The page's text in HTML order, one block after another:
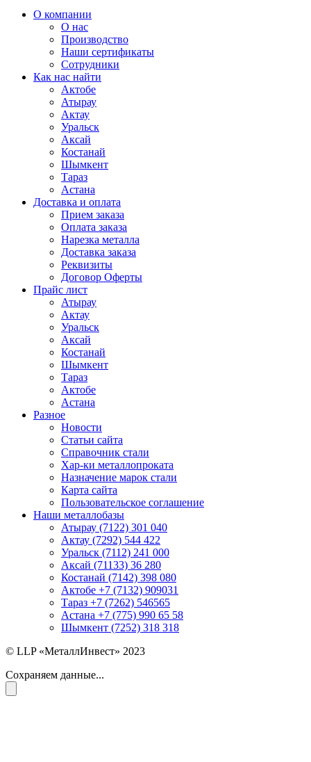
О компании
О нас
Производство
Наши сертификаты
Сотрудники
Как нас найти
Актобе
Атырау
Актау
Уральск
Аксай
Костанай
Шымкент
Тараз
Астана
Доставка и оплата
Прием заказа
Оплата заказа
Нарезка металла
Доставка заказа
Реквизиты
Договор Оферты
Прайс лист
Атырау
Актау
Уральск
Аксай
Костанай
Шымкент
Тараз
Актобе
Астана
Разное
Новости
Статьи сайта
Справочник стали
Хар-ки металлопроката
Назначение марок стали
Карта сайта
Пользовательское соглашение
Наши металлобазы
Атырау (7122) 301 040
Актау (7292) 544 422
Уральск (7112) 241 000
Аксай (71133) 36 280
Костанай (7142) 398 080
Актобе +7 (7132) 909031
Тараз +7 (7262) 546565
Астана +7 (775) 990 65 58
Шымкент (7252) 318 318
© LLP «МеталлИнвест» 2023
Сохраняем данные...